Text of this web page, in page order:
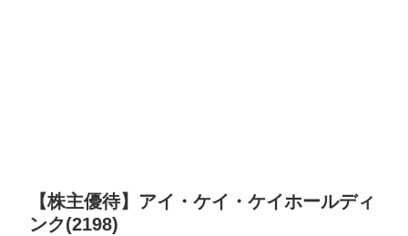
【株主優待】アイ・ケイ・ケイホールディ
ンク(2198)